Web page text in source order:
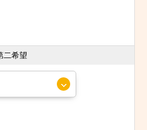
二希望